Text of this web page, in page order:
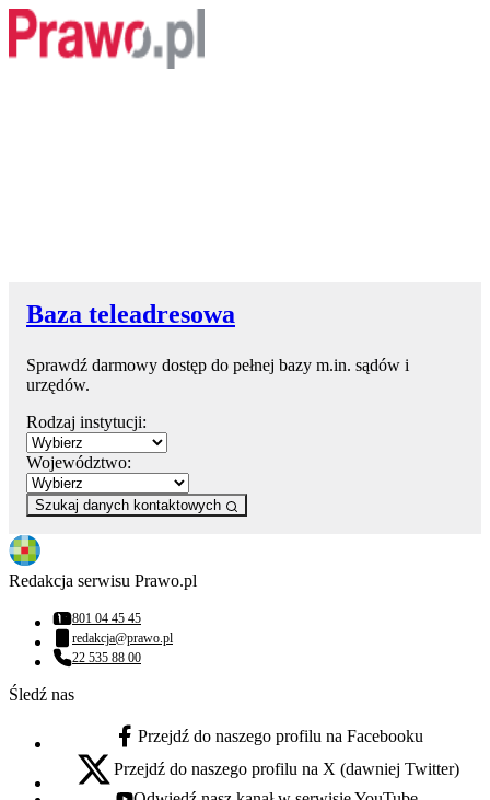
Baza teleadresowa
Sprawdź darmowy dostęp do pełnej bazy m.in. sądów i
urzędów.
Rodzaj instytucji:
Województwo:
Szukaj danych kontaktowych
Redakcja serwisu Prawo.pl
Numer telefonu:
801 04 45 45
Adres email:
redakcja@prawo.pl
Numer telefonu:
22 535 88 00
Śledź nas
facebook - otwiera się w nowej karcie
Przejdź do naszego profilu na Facebooku
x - otwiera się w nowej karcie
Przejdź do naszego profilu na X (dawniej Twitter)